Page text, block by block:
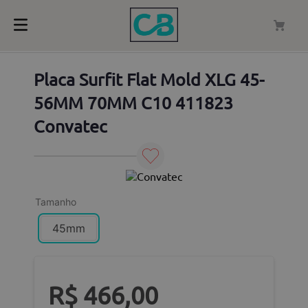
Placa Surfit Flat Mold XLG 45-
56MM 70MM C10 411823
Convatec
Tamanho
45mm
R$ 466,00